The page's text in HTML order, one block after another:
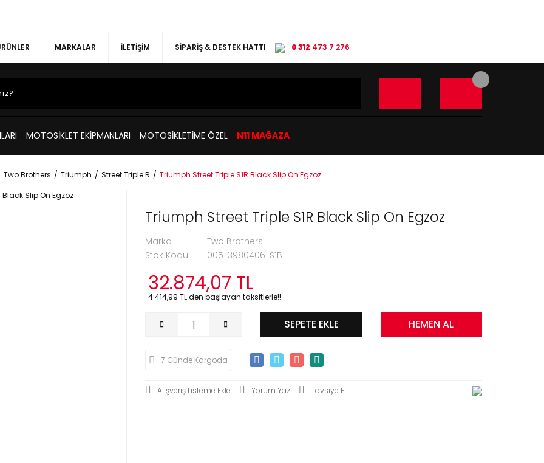
MARKALAR İLETİŞİM SİPARİŞ & DESTEK HATTI 0 312 473 7 276
MOTOSİKLET EKİPMANLARI MOTOSİKLETİME ÖZEL N11 MAĞAZA
Two Brothers Triumph Street Triple R Triumph Street Triple S1R Black Slip On Egzoz
Triumph Street Triple S1R Black Slip On Egzoz
Marka
Two Brothers
Stok Kodu
005-3980406-S1B
32.874,07 TL
4.414,99 TL den başlayan taksitlerle!!
SEPETE EKLE HEMEN AL
7 Günde Kargoda
Yorum Yaz Tavsiye Et